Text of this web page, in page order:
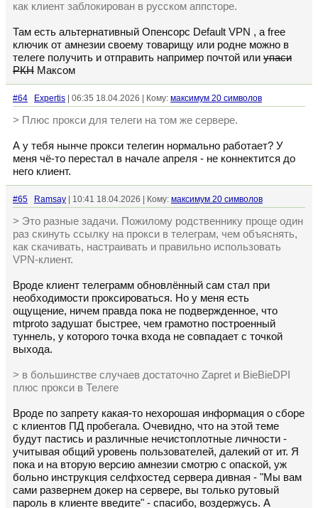
как клиент заблокирован в русском аппсторе.
Там есть альтернативный Опенсорс Default VPN , а free
ключик от амнезии своему товарищу или родне можно в
телеге получить и отправить например почтой или упаси
РКН Максом
#64 Expertis | 06:35 18.04.2026 | Кому: максимум 20 символов
> Плюс прокси для телеги на том же сервере.
А у тебя нынче прокси телегин нормально работает? У
меня чё-то перестал в начале апреля - не коннектится до
него клиент.
#65 Ramsay | 10:41 18.04.2026 | Кому: максимум 20 символов
> Это разные задачи. Пожилому родственнику проще один
раз скинуть ссылку на прокси в телеграм, чем объяснять,
как скачивать, настраивать и правильно использовать
VPN-клиент.
Вроде клиент телеграмм обновлённый сам стал при
необходимости проксироваться. Но у меня есть
ощущение, ничем правда пока не подвержденное, что
mtproto задушат быстрее, чем грамотно построенный
туннель, у которого точка входа не совпадает с точкой
выхода.
> в большинстве случаев достаточно Zapret и BieBieDPI
плюс прокси в Телеге
Вроде по запрету какая-то нехорошая информация о сборе
с клиентов ПД пробегала. Очевидно, что на этой теме
будут пастись и различные нечистоплотные личности -
учитывая общий уровень пользователей, далекий от ит. Я
пока и на вторую версию амнезии смотрю с опаской, уж
больно инструкция селфхостед сервера дивная - "Мы вам
сами развернем докер на сервере, вы только рутовый
пароль в клиенте введите" - спасибо, воздержусь. А